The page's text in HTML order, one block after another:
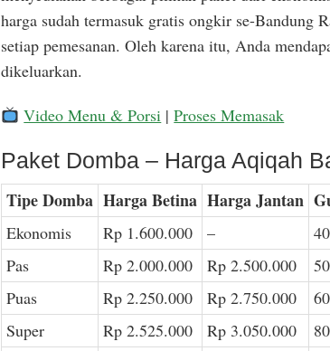
harga sudah termasuk gratis ongkir se-Bandung
setiap pemesanan. Oleh karena itu, Anda
dikeluarkan.
Video Menu & Porsi |Proses Memasak
Paket Domba – Harga Aqiqah
Tipe Domba Harga Betina Harga Jantan
Ekonomis Rp 1.600.000 –
Pas
Rp 2.000.000 Rp 2.500.000
Puas
Rp 2.250.000 Rp 2.750.000
Super
Rp 2.525.000 Rp 3.050.000